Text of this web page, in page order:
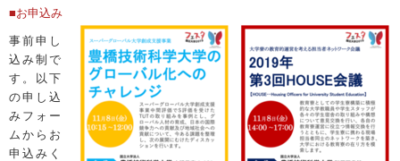
■お申込み
事前申し
込み制で
す。以下
の申し込
みフォー
ムからお
申込みく